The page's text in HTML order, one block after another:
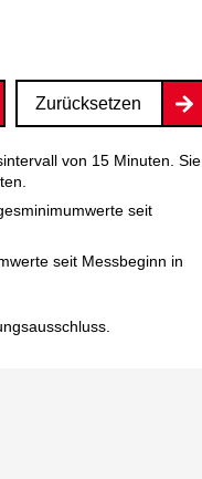
Zurücksetzen
von 15 Minuten. Sie
seit
seit Messbeginn in
.